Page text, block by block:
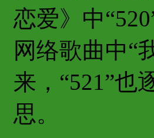
恋爱》中
网络歌曲中“
来，“521”也
思。